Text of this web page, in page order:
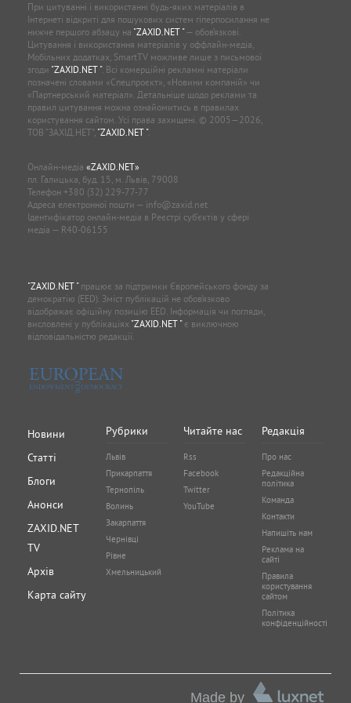
При цитуванні і використанні будь-яких матеріалів в
Інтернеті відкриті для пошукових систем гіперпосилання не
нижче першого абзацу на "ZAXID.NET "— обов’язкові.
Цитування і використання матеріалів у оффлайн-медіа,
Мобільних додатках, SmartTV можливе лише з письмової
згоди "ZAXID.NET ". Всі комерційні рекламні матеріали
позначені словами «Спецпроєкт», «Новини компаній» чи
«Партнерський матеріал». Детальніше щодо реклами та
правил цитування можна ознайомитись в правилах
користування сайтом. Усі права захищені. © 2005—2026,
ТОВ “ЗАХІД.НЕТ”, "ZAXID.NET ".
Онлайн-медіа «ZAXID.NET»
пл. Галицька, буд. 15, м. Львів, 79008
Телефон +380 (32) 229-77-77
Адреса електронної пошти — info@zaxid.net
Ідентифікатор онлайн-медіа в Реєстрі суб'єктів у сфері
медіа — R40-06155
"ZAXID.NET "працює за підтримки Європейського фонду за
демократію (EED). Зміст публікацій не обов’язково
відображає офіційну позицію EED. Інформація чи погляди,
висловлені у публікаціях "ZAXID.NET "є виключною
відповідальністю редакції.
Новини
Статті
Блоги
Анонси
ZAXID.NET
TV
Архів
Карта сайту
Рубрики
Львів
Прикарпаття
Тернопіль
Волинь
Закарпаття
Чернівці
Рівне
Хмельницький
Читайте нас
Rss
Facebook
Twitter
YouTube
Редакція
Про нас
Редакційна
політика
Команда
Контакти
Напишіть нам
Реклама на
сайті
Правила
користування
сайтом
Політика
конфіденційності
Made by